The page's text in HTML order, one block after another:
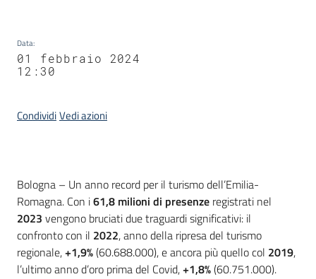
Data:
01 febbraio 2024
12:30
CondividiVedi azioni
Contenuto
Bologna – Un anno record per il turismo dell’Emilia-
Romagna. Con i61,8 milioni di presenze registrati nel
2023 vengono bruciati due traguardi significativi: il
confronto con il 2022, anno della ripresa del turismo
regionale,+1,9%(60.688.000), e ancora più quello col 2019,
l’ultimo anno d’oro prima del Covid,+1,8%(60.751.000).